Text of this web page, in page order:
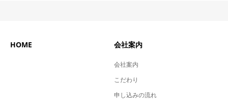
HOME 会社案内
会社案内
こだわり
申し込みの流れ